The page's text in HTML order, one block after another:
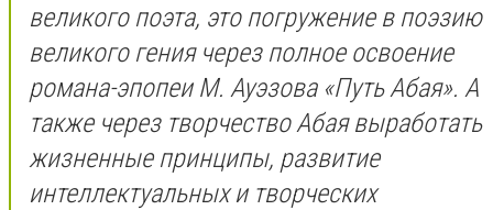
великого поэта, это погружение в поэзию
великого гения через полное освоение
романа-эпопеи М. Ауэзова «Путь Абая». А
также через творчество Абая выработать
жизненные принципы, развитие
интеллектуальных и творческих